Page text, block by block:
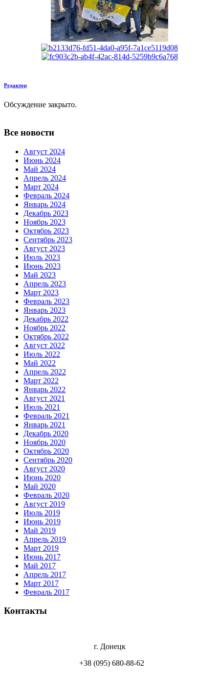
Редактор
Обсуждение закрыто.
Все новости
Август 2024
Июнь 2024
Май 2024
Апрель 2024
Март 2024
Февраль 2024
Январь 2024
Декабрь 2023
Ноябрь 2023
Октябрь 2023
Сентябрь 2023
Август 2023
Июль 2023
Июнь 2023
Май 2023
Апрель 2023
Март 2023
Февраль 2023
Январь 2023
Декабрь 2022
Ноябрь 2022
Октябрь 2022
Август 2022
Июль 2022
Май 2022
Апрель 2022
Март 2022
Январь 2022
Август 2021
Июль 2021
Февраль 2021
Январь 2021
Декабрь 2020
Ноябрь 2020
Октябрь 2020
Сентябрь 2020
Август 2020
Июнь 2020
Май 2020
Февраль 2020
Август 2019
Июль 2019
Июнь 2019
Май 2019
Апрель 2019
Март 2019
Июнь 2017
Май 2017
Апрель 2017
Март 2017
Февраль 2017
Контакты
г. Донецк
+38 (095) 680-88-62